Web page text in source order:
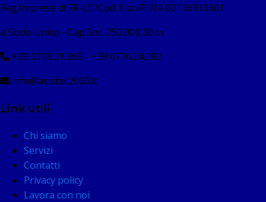
Reg.Imprese di FR-LT/Cod. Fisc./P.IVA 02116910601
a Socio Unico - Cap.Soc. 250.000,00 i.v.
+39 0776.21.265 - +39 0776.24.282
info@assitec2000.it
Link utili
Chi siamo
Servizi
Contatti
Privacy policy
Lavora con noi